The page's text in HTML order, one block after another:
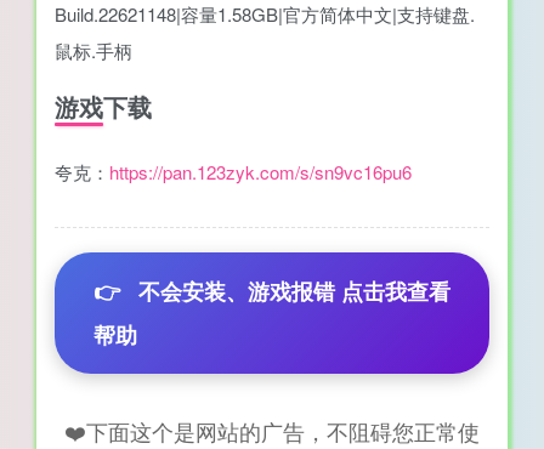
Build.22621148|容量1.58GB|官方简体中文|支持键盘.
鼠标.手柄
游戏下载
夸克： https://pan.123zyk.com/s/sn9vc16pu6
👉 不会安装、游戏报错 点击我查看
帮助
❤️下面这个是网站的广告，不阻碍您正常使